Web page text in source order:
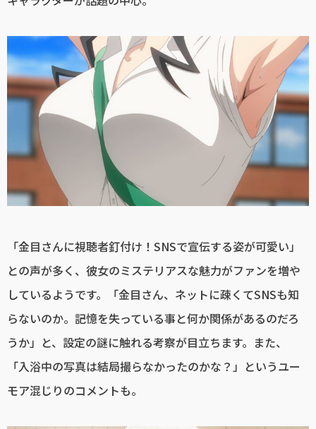
「金目さんに視聴者釘付け！SNSで宣伝する姿が可愛い」
との声が多く、彼女のミステリアスな魅力がファンを増や
しているようです。「金目さん、ネットに疎くてSNSも知
らないのか。記憶を失っている事と何か関係があるのだろ
うか」と、設定の謎に触れる考察が目立ちます。また、
「入浴中の写真は結局撮らなかったのかな？」というユー
モア混じりのコメントも。